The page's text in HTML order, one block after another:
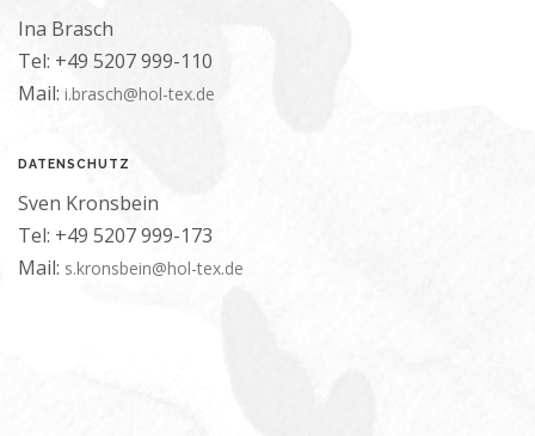
Ina Brasch
Tel: +49 5207 999-110
Mail: i.brasch@hol-tex.de
DATENSCHUTZ
Sven Kronsbein
Tel: +49 5207 999-173
Mail: s.kronsbein@hol-tex.de